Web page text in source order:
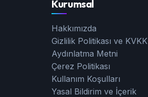
Kurumsal
Hakkımızda
Gizlilik Politikası ve KVKK
Aydınlatma Metni
Çerez Politikası
Kullanım Koşulları
Yasal Bildirim ve İçerik